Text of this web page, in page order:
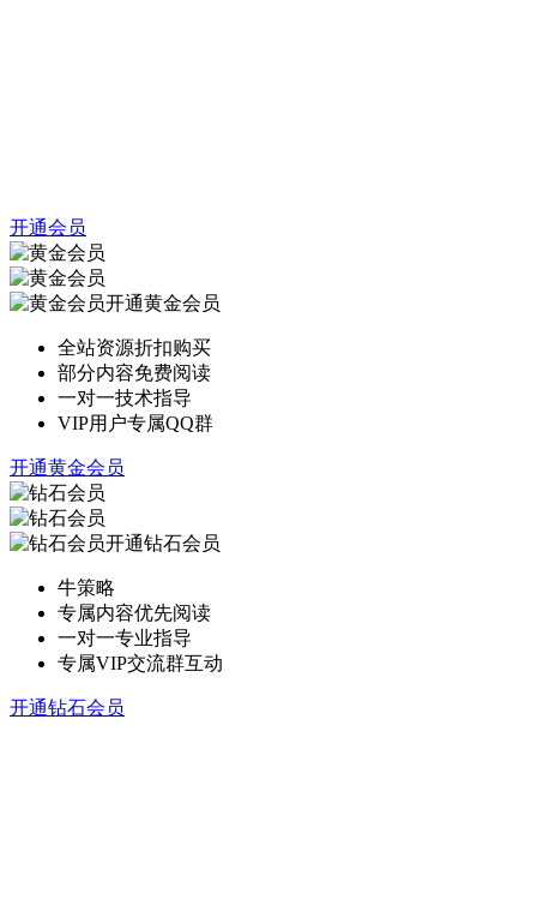
开通会员
开通黄金会员
全站资源折扣购买
部分内容免费阅读
一对一技术指导
VIP用户专属QQ群
开通黄金会员
开通钻石会员
牛策略
专属内容优先阅读
一对一专业指导
专属VIP交流群互动
开通钻石会员